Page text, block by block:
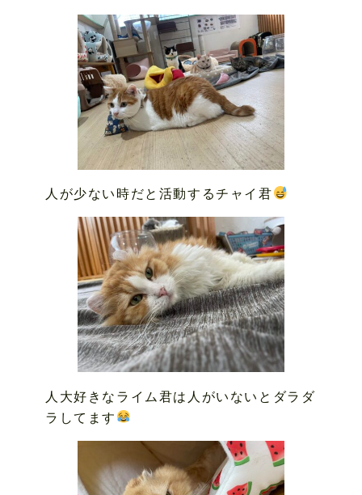
人が少ない時だと活動するチャイ君
人大好きなライム君は人がいないとダラダ
ラしてます